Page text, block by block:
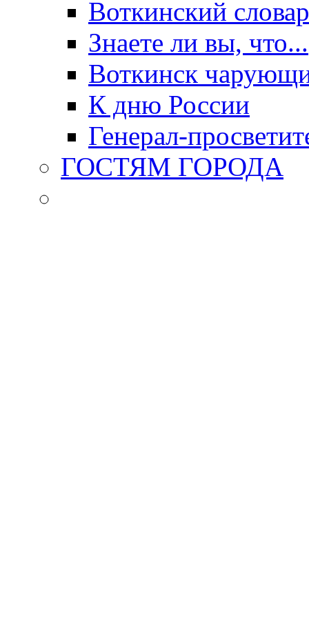
Воткинский
Знаете ли вы, что...
Воткинск
К дню России
Генерал-
ГОСТЯМ ГОРОДА